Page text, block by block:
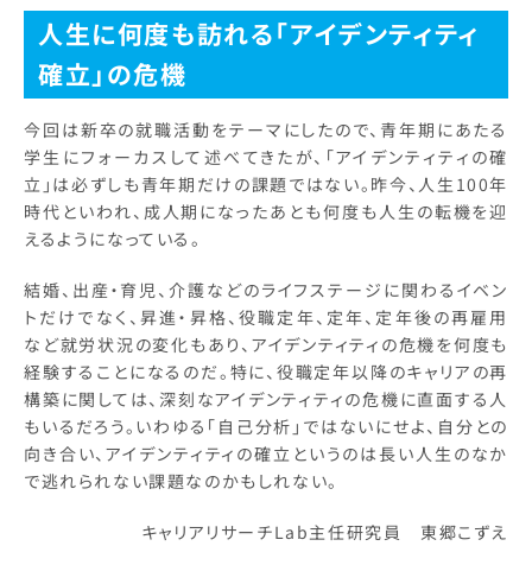
人生に何度も訪れる「アイデンティティ
確立」の危機
今回は新卒の就職活動をテーマにしたので、青年期にあたる
学生にフォーカスして述べてきたが、「アイデンティティの確
立」は必ずしも青年期だけの課題ではない。昨今、人生100年
時代といわれ、成人期になったあとも何度も人生の転機を迎
えるようになっている。
結婚、出産・育児、介護などのライフステージに関わるイベン
トだけでなく、昇進・昇格、役職定年、定年、定年後の再雇用
など就労状況の変化もあり、アイデンティティの危機を何度も
経験することになるのだ。特に、役職定年以降のキャリアの再
構築に関しては、深刻なアイデンティティの危機に直面する人
もいるだろう。いわゆる「自己分析」ではないにせよ、自分との
向き合い、アイデンティティの確立というのは長い人生のなか
で逃れられない課題なのかもしれない。
キャリアリサーチLab主任研究員 東郷こずえ